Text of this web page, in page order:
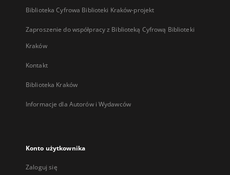
Biblioteka Cyfrowa Biblioteki Kraków-projekt
Zaproszenie do współpracy z Biblioteką Cyfrową Biblioteki
Kraków
Kontakt
Biblioteka Kraków
Informacje dla Autorów i Wydawców
Konto użytkownika
Zaloguj się